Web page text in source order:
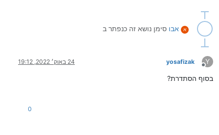
א אבו סימן נושא זה כנפתר ב
Y
מנותק
yosafizak 24 באוק׳ 2022, 19:12
בסוף הסתדרת?
0